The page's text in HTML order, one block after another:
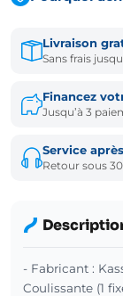
Livraison
Sans frais
Financez
Jusqu’à 3
Service
Retour sous
- Fabricant :
Coulissante (1